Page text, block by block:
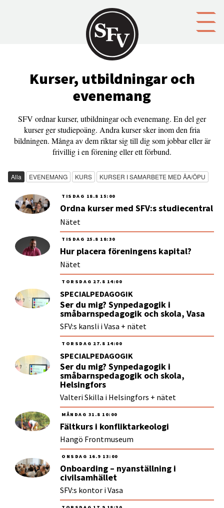
Kurser, utbildningar och
evenemang
SFV ordnar kurser, utbildningar och evenemang. En del ger
kurser ger studiepoäng. Andra kurser sker inom den fria
bildningen. Många av dem riktar sig till dig som jobbar eller är
frivillig i en förening eller ett förbund.
Alla EVENEMANG KURS KURSER I SAMARBETE MED ÅA/ÖPU
TISDAG 18.8 15:00
Ordna kurser med SFV:s studiecentral
Nätet
TISDAG 25.8 18:30
Hur placera föreningens kapital?
Nätet
TORSDAG 27.8 14:00
SPECIALPEDAGOGIK
Ser du mig? Synpedagogik i
småbarnspedagogik och skola, Vasa
SFV:s kansli i Vasa + nätet
TORSDAG 27.8 14:00
SPECIALPEDAGOGIK
Ser du mig? Synpedagogik i
småbarnspedagogik och skola,
Helsingfors
Valteri Skilla i Helsingfors + nätet
MÅNDAG 31.8 10:00
Fältkurs i konfliktarkeologi
Hangö Frontmuseum
ONSDAG 16.9 13:00
Onboarding – nyanställning i
civilsamhället
SFV:s kontor i Vasa